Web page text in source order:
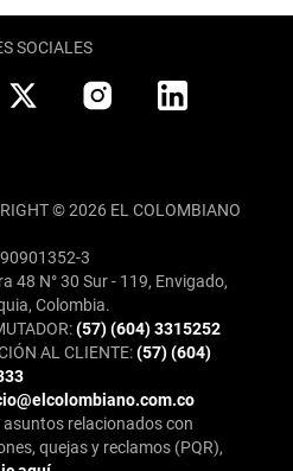
SOCIALES
© 2026 EL COLOMBIANO
3
48 N° 30 Sur - 119, Envigado,
Colombia.
(57) (604) 3315252
AL CLIENTE:(57) (604)
asuntos relacionados con
quejas y reclamos (PQR),